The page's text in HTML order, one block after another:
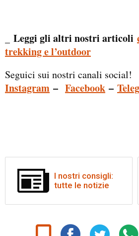
Leggi gli altri nostri articoli
trekking e l’outdoor
Seguici sui nostri canali social!
Instagram – Facebook –
I nostri consigli:
tutte le notizie